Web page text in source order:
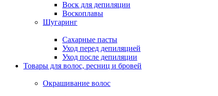
Воск для депиляции
Воскоплавы
Шугаринг
Сахарные пасты
Уход перед депиляцией
Уход после депиляции
Товары для волос, ресниц и бровей
Окрашивание волос